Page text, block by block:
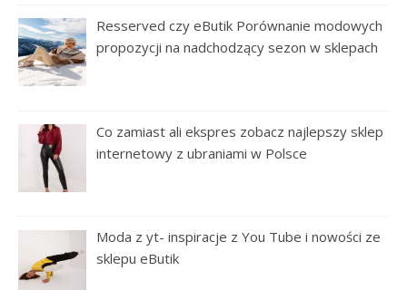
Resserved czy eButik Porównanie modowych
propozycji na nadchodzący sezon w sklepach
Co zamiast ali ekspres zobacz najlepszy sklep
internetowy z ubraniami w Polsce
Moda z yt- inspiracje z You Tube i nowości ze
sklepu eButik